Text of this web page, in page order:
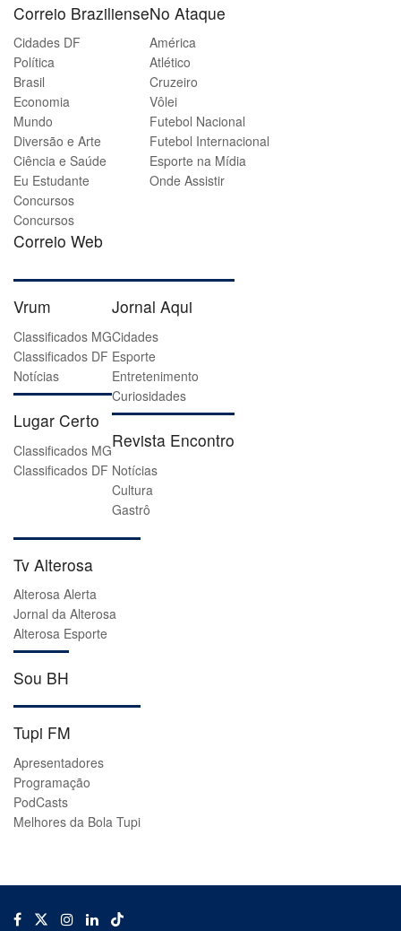
Correio Braziliense
Cidades DF
Política
Brasil
Economia
Mundo
Diversão e Arte
Ciência e Saúde
Eu Estudante
Concursos
Concursos
Correio Web
No Ataque
América
Atlético
Cruzeiro
Vôlei
Futebol Nacional
Futebol Internacional
Esporte na Mídia
Onde Assistir
Vrum
Classificados MG
Classificados DF
Notícias
Lugar Certo
Classificados MG
Classificados DF
Jornal Aqui
Cidades
Esporte
Entretenimento
Curiosidades
Revista Encontro
Notícias
Cultura
Gastrô
Tv Alterosa
Alterosa Alerta
Jornal da Alterosa
Alterosa Esporte
Sou BH
Tupi FM
Apresentadores
Programação
PodCasts
Melhores da Bola Tupi